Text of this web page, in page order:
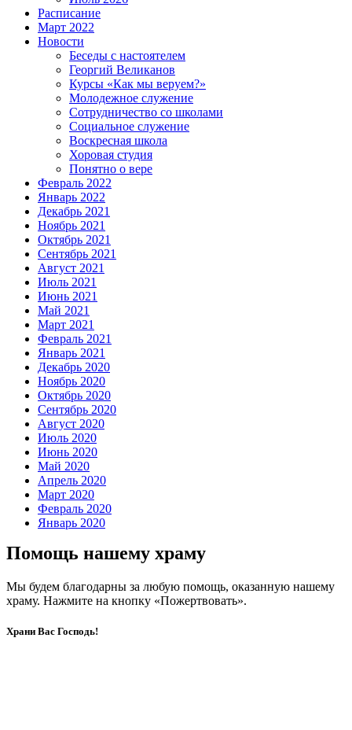
Расписание
Март 2022
Новости
Беседы с настоятелем
Георгий Великанов
Курсы «Как мы веруем?»
Молодежное служение
Сотрудничество со школами
Социальное служение
Воскресная школа
Хоровая студия
Понятно о вере
Февраль 2022
Январь 2022
Декабрь 2021
Ноябрь 2021
Октябрь 2021
Сентябрь 2021
Август 2021
Июль 2021
Июнь 2021
Май 2021
Март 2021
Февраль 2021
Январь 2021
Декабрь 2020
Ноябрь 2020
Октябрь 2020
Сентябрь 2020
Август 2020
Июль 2020
Июнь 2020
Май 2020
Апрель 2020
Март 2020
Февраль 2020
Январь 2020
Помощь нашему храму
Мы будем благодарны за любую помощь, оказанную нашему
храму. Нажмите на кнопку «Пожертвовать».
Храни Вас Господь!